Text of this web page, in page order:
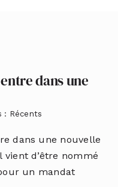
entre dans une
: Récents
dans une nouvelle
d’être nommé
un mandat